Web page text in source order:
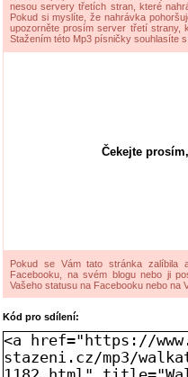
nesou servery třetích stran, které
Pokud si myslíte, že nahrávka
upozorněte prosím server třetí strany,
Stažením této Mp3 písničky souhlasíte
Čekejte
Pokud se Vám tato stránka zalíbila
Facebooku, na svém blogu nebo ji
Vašeho statusu na Facebooku nebo na
Kód pro sdílení: